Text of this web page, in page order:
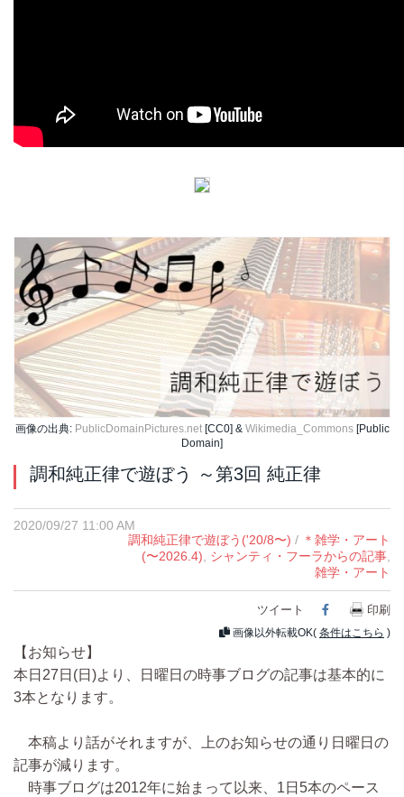
画像の出典: PublicDomainPictures.net[CC0] & Wikimedia_Commons[Public
Domain]
調和純正律で遊ぼう ～第3回 純正律
2020/09/27 11:00 AM
調和純正律で遊ぼう('20/8〜) / ＊雑学・アート
(〜2026.4)
シャンティ・フーラからの記事
雑学・アート
ツイート Facebook
印刷
画像以外転載OK( 条件はこちら )
【お知らせ】
本日27日(日)より、日曜日の時事ブログの記事は基本的に
3本となります。
本稿より話がそれますが、上のお知らせの通り日曜日の
記事が減ります。
時事ブログは2012年に始まって以来、1日5本のペース